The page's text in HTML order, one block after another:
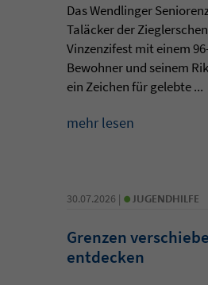
Das Wendlinger
Taläcker der
Vinzenzifest mit einem
Bewohner und seinem
ein Zeichen für gelebte ...
mehr lesen
30.07.2026 | • JUGENDHILFE
Grenzen
entdecken